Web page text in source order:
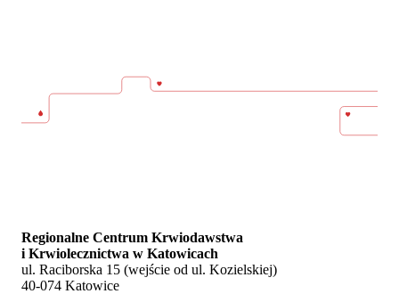
Regionalne Centrum Krwiodawstwa
i Krwiolecznictwa w Katowicach
ul. Raciborska 15 (wejście od ul. Kozielskiej)
40-074 Katowice